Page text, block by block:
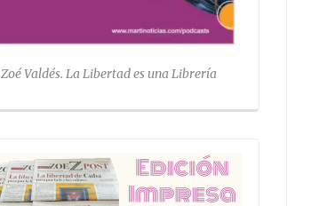
Zoé Valdés. La Libertad es una Librería